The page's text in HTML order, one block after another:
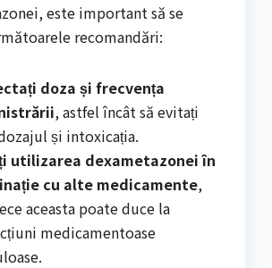
este important să se
recomandări:
doza și frecvența
, astfel încât să evitați
și intoxicația.
utilizarea dexametazonei în
cu alte medicamente,
aceasta poate duce la
medicamentoase